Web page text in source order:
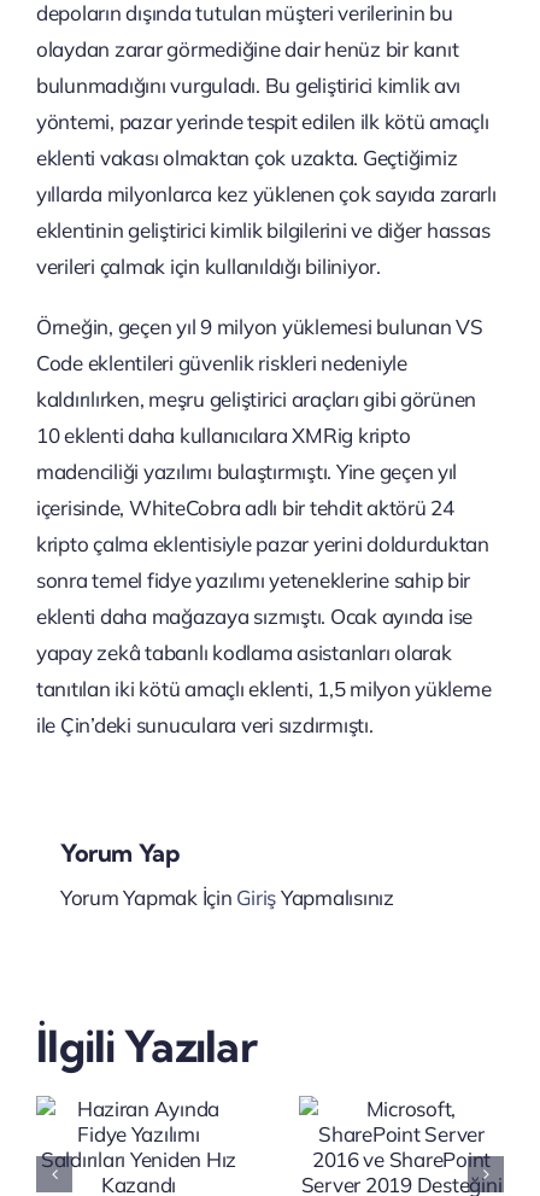
depoların dışında tutulan müşteri verilerinin bu
olaydan zarar görmediğine dair henüz bir kanıt
bulunmadığını vurguladı. Bu geliştirici kimlik avı
yöntemi, pazar yerinde tespit edilen ilk kötü amaçlı
eklenti vakası olmaktan çok uzakta. Geçtiğimiz
yıllarda milyonlarca kez yüklenen çok sayıda zararlı
eklentinin geliştirici kimlik bilgilerini ve diğer hassas
verileri çalmak için kullanıldığı biliniyor.
Örneğin, geçen yıl 9 milyon yüklemesi bulunan VS
Code eklentileri güvenlik riskleri nedeniyle
kaldırılırken, meşru geliştirici araçları gibi görünen
10 eklenti daha kullanıcılara XMRig kripto
madenciliği yazılımı bulaştırmıştı. Yine geçen yıl
içerisinde, WhiteCobra adlı bir tehdit aktörü 24
kripto çalma eklentisiyle pazar yerini doldurduktan
sonra temel fidye yazılımı yeteneklerine sahip bir
eklenti daha mağazaya sızmıştı. Ocak ayında ise
yapay zekâ tabanlı kodlama asistanları olarak
tanıtılan iki kötü amaçlı eklenti, 1,5 milyon yükleme
ile Çin’deki sunuculara veri sızdırmıştı.
Yorum Yap
Yorum Yapmak İçin GirişYapmalısınız
İlgili Yazılar
SharePoint
Server
2016 ve
SharePoint
Yapay
Zekâ